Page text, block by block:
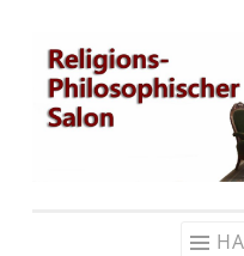
Zum
Inhalt
springen